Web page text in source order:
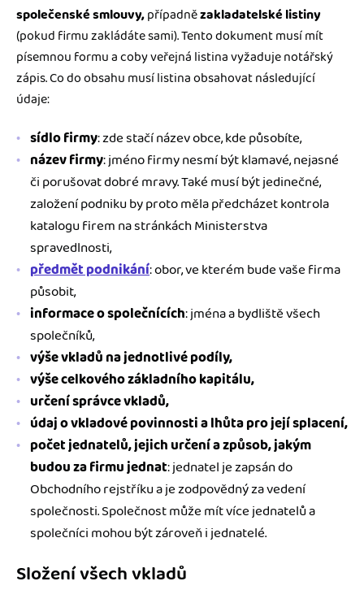
společenské smlouvy,případnězakladatelské listiny
(pokud firmu zakládáte sami). Tento dokument musí mít
písemnou formu a coby veřejná listina vyžaduje notářský
zápis. Co do obsahu musí listina obsahovat následující
údaje:
sídlo firmy: zde stačí název obce, kde působíte,
název firmy: jméno firmy nesmí být klamavé, nejasné
či porušovat dobré mravy. Také musí být jedinečné,
založení podniku by proto měla předcházet kontrola
katalogu firem na stránkách Ministerstva
spravedlnosti,
předmět podnikání: obor, ve kterém bude vaše firma
působit,
informace o společnících: jména a bydliště všech
společníků,
výše vkladů na jednotlivé podíly,
výše celkového základního kapitálu,
určení správce vkladů,
údaj o vkladové povinnosti a lhůta pro její splacení,
počet jednatelů, jejich určení a způsob, jakým
budou za firmu jednat: jednatel je zapsán do
Obchodního rejstříku a je zodpovědný za vedení
společnosti. Společnost může mít více jednatelů a
společníci mohou být zároveň i jednatelé.
Složení všech vkladů